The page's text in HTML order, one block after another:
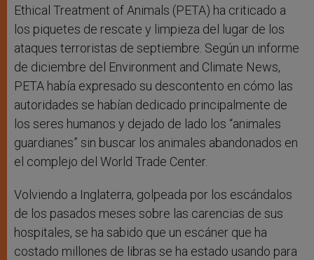
Ethical Treatment of Animals (PETA) ha criticado a
los piquetes de rescate y limpieza del lugar de los
ataques terroristas de septiembre. Según un informe
de diciembre del Environment and Climate News,
PETA había expresado su descontento en cómo las
autoridades se habían dedicado principalmente de
los seres humanos y dejado de lado los “animales
guardianes” sin buscar los animales abandonados en
el complejo del World Trade Center.
Volviendo a Inglaterra, golpeada por los escándalos
de los pasados meses sobre las carencias de sus
hospitales, se ha sabido que un escáner que ha
costado millones de libras se ha estado usando para